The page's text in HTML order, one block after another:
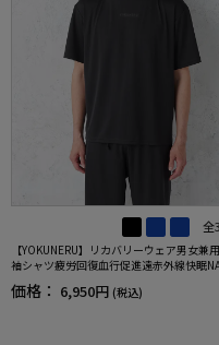
全
【YOKUNERU】リカバリーウェア男女兼
袖シャツ疲労回復血行促進遠赤外線快眠
MIX(R)【一般医療機器】SS～LLサイズ
価格： 6,950円 (税込)